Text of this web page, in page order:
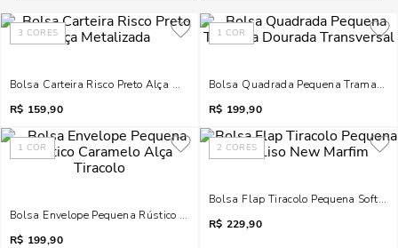
3 CORES
Bolsa Carteira Risco Preto Alça Metalizada
R$ 159,90
1 COR
Bolsa Quadrada Pequena Tramada
R$ 199,90
1 COR
Bolsa Envelope Pequena Rústico Caramelo Alça Tiracolo
R$ 199,90
2 CORES
Bolsa Flap Tiracolo Pequena Soft
R$ 229,90